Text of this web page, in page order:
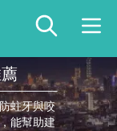
蛀牙與咬
能幫助建